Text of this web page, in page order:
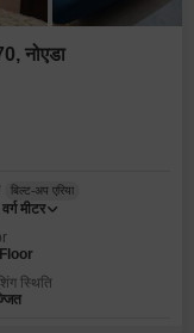
नोएडा
बिल्ट-अप एरिया
वर्ग मीटर
स्थिति